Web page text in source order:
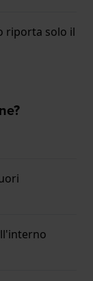
riporta solo il